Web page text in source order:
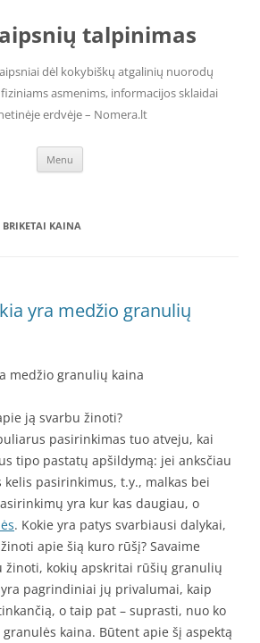
talpinimas
dėl kokybiškų atgalinių nuorodų
asmenims, informacijos sklaidai
erdvėje – Nomera.lt
Menu
BRIKETAI KAINA
yra medžio granulių
medžio granulių kaina
ją svarbu žinoti?
pasirinkimas tuo atveju, kai
tipo pastatų apšildymą: jei anksčiau
kelis pasirinkimus, t.y., malkas bei
yra kur kas daugiau, o
. Kokie yra patys svarbiausi dalykai,
apie šią kuro rūšį? Savaime
žinoti, kokių apskritai rūšių granulių
pagrindiniai jų privalumai, kaip
o taip pat – suprasti, nuo ko
kaina. Būtent apie šį aspektą